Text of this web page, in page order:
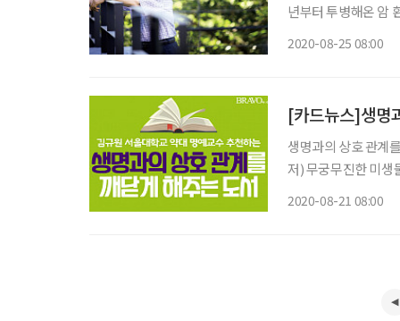
년부터 투병해온 암
2020-08-25 08:00
[카드뉴스]생명
생명과의 상호 관계를 깨닫게 해주
저) 무궁무진한 미생
2020-08-21 08:00